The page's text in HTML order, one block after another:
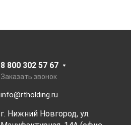
8 800 302 57 67
Заказать звонок
info@rtholding.ru
г. Нижний Новгород, ул.